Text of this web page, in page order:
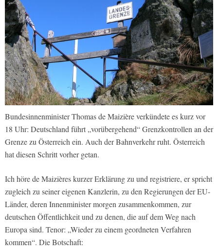
Bundesinnenminister Thomas de Maizière verkündete es kurz vor
18 Uhr: Deutschland führt „vorübergehend“ Grenzkontrollen an der
Grenze zu Österreich ein. Auch der Bahnverkehr ruht. Österreich
hat diesen Schritt vorher getan.
Ich höre de Maizières kurzer Erklärung zu und registriere, er spricht
zugleich zu seiner eigenen Kanzlerin, zu den Regierungen der EU-
Länder, deren Innenminister morgen zusammenkommen, zur
deutschen Öffentlichkeit und zu denen, die auf dem Weg nach
Europa sind. Tenor: „Wieder zu einem geordneten Verfahren
kommen“. Die Botschaft: